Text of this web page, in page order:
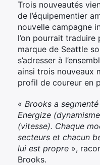
Trois nouveautés
de l’équipementier
nouvelle campagne
l’on pourrait traduire
marque de Seattle
s’adresser à
ainsi trois nouveaux
profil de coureur en
« Brooks a
Energize
(vitesse). Chaque
secteurs et chacun
lui est propre »,
Brooks.